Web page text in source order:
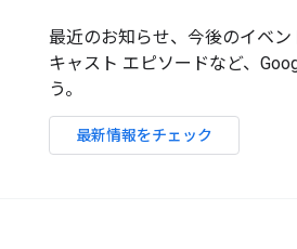
最近のお知らせ、今後のイベ
キャスト エピソードなど、
う。
最新情報をチェック